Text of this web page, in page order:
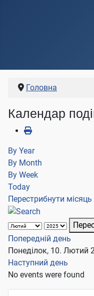
Головна
Календар
By Year
By Month
By Week
Today
Перестрибнути місяць
Попередній день
Понеділок, 10. Лютий
Наступний день
No events were found